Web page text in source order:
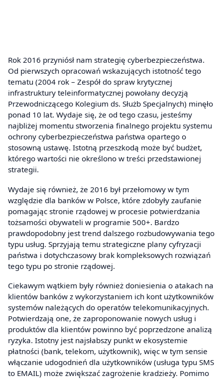
Rok 2016 przyniósł nam strategię cyberbezpieczeństwa.
Od pierwszych opracowań wskazujących istotność tego
tematu (2004 rok – Zespół do spraw krytycznej
infrastruktury teleinformatycznej powołany decyzją
Przewodniczącego Kolegium ds. Służb Specjalnych) minęło
ponad 10 lat. Wydaje się, że od tego czasu, jesteśmy
najbliżej momentu stworzenia finalnego projektu systemu
ochrony cyberbezpieczeństwa państwa opartego o
stosowną ustawę. Istotną przeszkodą może być budżet,
którego wartości nie określono w treści przedstawionej
strategii.
Wydaje się również, że 2016 był przełomowy w tym
względzie dla banków w Polsce, które zdobyły zaufanie
pomagając stronie rządowej w procesie potwierdzania
tożsamości obywateli w programie 500+. Bardzo
prawdopodobny jest trend dalszego rozbudowywania tego
typu usług. Sprzyjają temu strategiczne plany cyfryzacji
państwa i dotychczasowy brak kompleksowych rozwiązań
tego typu po stronie rządowej.
Ciekawym wątkiem były również doniesienia o atakach na
klientów banków z wykorzystaniem ich kont użytkowników
systemów należących do operatów telekomunikacyjnych.
Potwierdzają one, że zaproponowanie nowych usług i
produktów dla klientów powinno być poprzedzone analizą
ryzyka. Istotny jest najsłabszy punkt w ekosystemie
płatności (bank, telekom, użytkownik), więc w tym sensie
włączanie udogodnień dla użytkowników (usługa typu SMS
to EMAIL) może zwiększać zagrożenie kradzieży. Pomimo